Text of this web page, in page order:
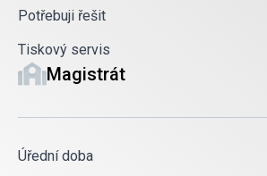
Potřebuji řešit
Tiskový servis
Magistrát
Úřední doba